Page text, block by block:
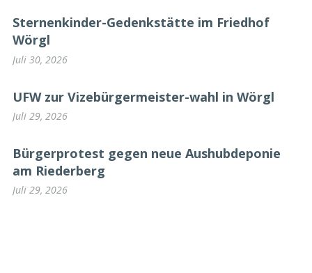
Sternenkinder-Gedenkstätte im Friedhof
Wörgl
Juli 30, 2026
UFW zur Vizebürgermeister-wahl in Wörgl
Juli 29, 2026
Bürgerprotest gegen neue Aushubdeponie
am Riederberg
Juli 29, 2026